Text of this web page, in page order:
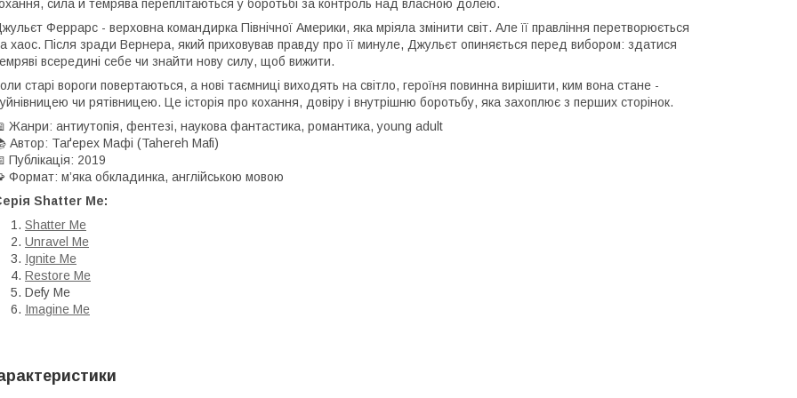
сила й темрява переплітаються у боротьбі за контроль над власною долею.
Феррарс - верховна командирка Північної Америки, яка мріяла змінити світ. Але її правління перетворюється
хаос. Після зради Вернера, який приховував правду про її минуле, Джульєт опиняється перед вибором: здатися
всередині себе чи знайти нову силу, щоб вижити.
старі вороги повертаються, а нові таємниці виходять на світло, героїня повинна вирішити, ким вона стане -
чи рятівницею. Це історія про кохання, довіру і внутрішню боротьбу, яка захоплює з перших сторінок.
Жанри: антиутопія, фентезі, наукова фантастика, романтика, young adult
Автор: Таґерех Мафі (Tahereh Mafi)
Публікація: 2019
Формат: м’яка обкладинка, англійською мовою
Shatter Me:
Shatter Me
Unravel Me
Ignite Me
Restore Me
Defy Me
Imagine Me